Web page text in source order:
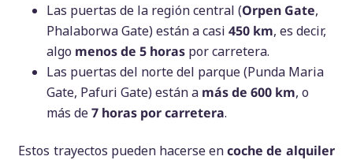
Las puertas de la región central (Orpen Gate,
Phalaborwa Gate) están a casi450 km, es decir,
algo menos de 5 horas por carretera.
Las puertas del norte del parque (Punda Maria
Gate, Pafuri Gate) están a más de 600 km, o
más de7 horas por carretera.
Estos trayectos pueden hacerse encoche de alquiler